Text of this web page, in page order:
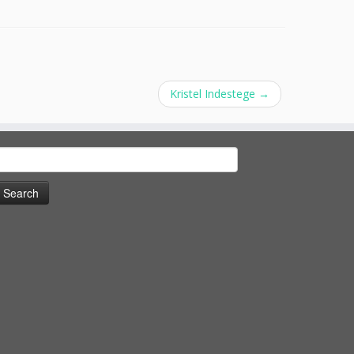
Kristel Indestege →